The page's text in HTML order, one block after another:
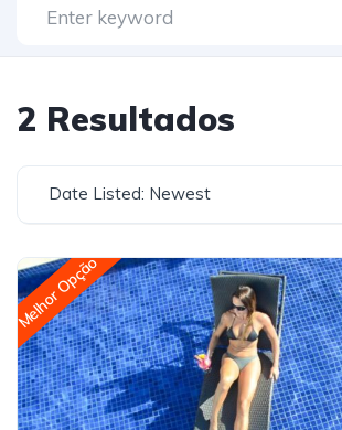
2 Resultados
Date Listed: Newest
Melhor Opção